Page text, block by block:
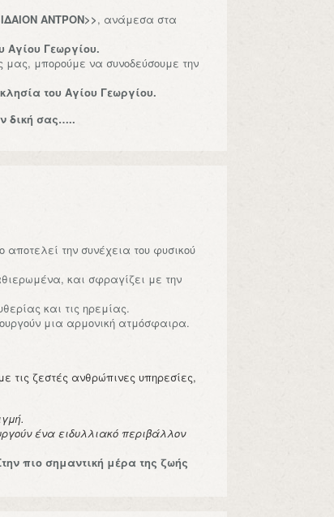
ΑΝΤΡΟΝ>>, ανάμεσα στα
Αγίου Γεωργίου.
μπορούμε να συνοδεύσουμε την
του Αγίου Γεωργίου.
δική σας…..
την συνέχεια του φυσικού
και σφραγίζει με την
και τις ηρεμίας.
μια αρμονική ατμόσφαιρα.
τις ζεστές ανθρώπινες υπηρεσίες,
ένα ειδυλλιακό περιβάλλον
πιο σημαντική μέρα της ζωής